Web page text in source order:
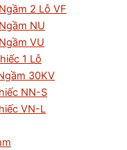
2 Lỗ VF
NU
VU
1 Lỗ
30KV
NN-S
VN-L